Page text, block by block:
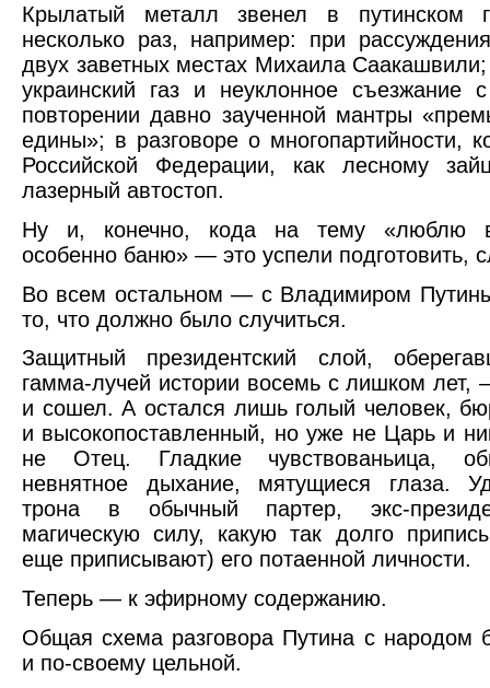
Крылатый металл звенел в путинском
несколько раз, например: при
двух заветных местах Михаила Саакашвили;
украинский газ и неуклонное съезжание
повторении давно заученной мантры
едины»; в разговоре о многопартийности,
Российской Федерации, как лесному
лазерный автостоп.
Ну и, конечно, кода на тему «люблю
особенно баню» — это успели подготовить,
Во всем остальном — с Владимиром
то, что должно было случиться.
Защитный президентский слой,
гамма-лучей истории восемь с лишком лет,
и сошел. А остался лишь голый человек,
и высокопоставленный, но уже не Царь и
не Отец. Гладкие чувствованьица,
невнятное дыхание, мятущиеся глаза.
трона в обычный партер, экс-
магическую силу, какую так долго
еще приписывают) его потаенной личности.
Теперь — к эфирному содержанию.
Общая схема разговора Путина с народом
и по-своему цельной.